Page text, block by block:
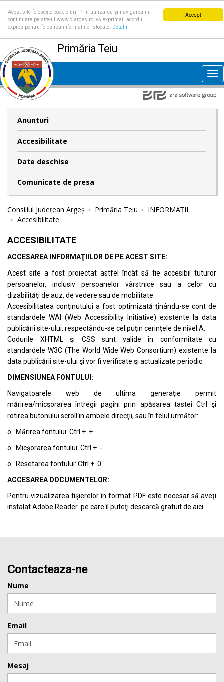
Accept
Acest site folosește cookie-uri. Prin utilizarea și navigarea în
continuare pe site-ul www.cjarges.ro, vă exprimați acordul
expres pentru folosirea informațiilor stocate.
Detalii
Primăria Teiu
Anunturi
Accesibilitate
Date deschise
Comunicate de presa
Consiliul Județean Argeș Primăria Teiu
INFORMAȚII
Accesibilitate
ACCESIBILITATE
ACCESAREA INFORMAŢIILOR DE PE ACEST SITE:
Acest site a fost proiectat astfel încât să fie accesibil tuturor
persoanelor, inclusiv persoanelor vârstnice sau a celor cu
dizabilităţi de auz, de vedere sau de mobilitate.
Accesibilitatea conţinutului a fost optimizată ţinându-se cont de
standardele WAI (Web Accessibility Initiative) existente la data
publicării site-ului, respectându-se cel puţin cerinţele de nivel A.
Codurile XHTML şi CSS sunt valide în conformitate cu
standardele W3C (The World Wide Web Consortium) existente la
data publicării site-ului şi vor fi verificate şi actualizate periodic.
DIMENSIUNEA FONTULUI:
Navigatoarele web de ultima generaţie permit
mărirea/micşorarea întregii pagini prin apăsarea tastei Ctrl şi
rotirea butonului scroll în ambele direcţii, sau în felul următor:
o Mărirea fontului: Ctrl + +
o Micşorarea fontului: Ctrl + -
o Resetarea fontului: Ctrl + 0
ACCESAREA DOCUMENTELOR:
Pentru vizualizarea fişierelor în format PDF este necesar să aveţi
instalat Adobe Reader pe care îl puteţi descarcă gratuit de aici.
Contacteaza-ne
Nume
Email
Mesaj